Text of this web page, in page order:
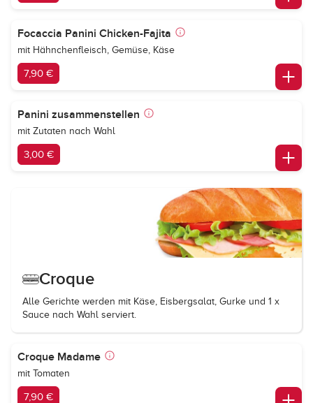
Focaccia Panini Chicken-Fajita
mit Hähnchenfleisch, Gemüse, Käse
7,90 €
Panini zusammenstellen
mit Zutaten nach Wahl
3,00 €
Croque
Alle Gerichte werden mit Käse, Eisbergsalat, Gurke und 1 x
Sauce nach Wahl serviert.
Croque Madame
mit Tomaten
7,90 €